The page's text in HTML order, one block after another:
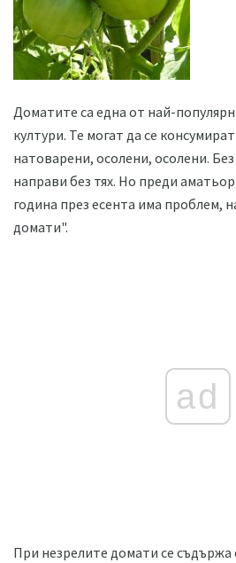
Доматите са една от най-
култури. Те могат да се
натоварени, осолени, осолени.
направи без тях. Но преди
година през есента има проблем,
домати".
ad
При незрелите домати се съдържа